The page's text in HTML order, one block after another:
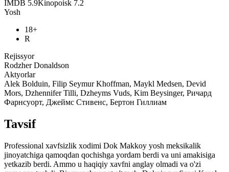
IMDB 5.9Kinopoisk 7.2
Yosh
18+
R
Rejissyor
Rodzher Donaldson
Aktyorlar
Alek Bolduin, Filip Seymur Khoffman, Maykl Medsen, Devid
Mors, Dzhennifer Tilli, Dzheyms Vuds, Kim Beysinger, Ричард
Фарнсуорт, Джеймс Стивенс, Бертон Гиллиам
Tavsif
Professional xavfsizlik xodimi Dok Makkoy yosh meksikalik
jinoyatchiga qamoqdan qochishga yordam berdi va uni amakisiga
yetkazib berdi. Ammo u haqiqiy xavfni anglay olmadi va o'zi